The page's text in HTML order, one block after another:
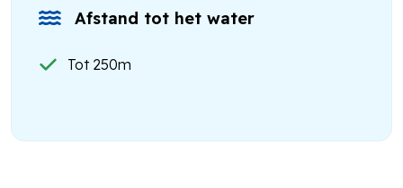
Afstand tot het water
Tot 250m